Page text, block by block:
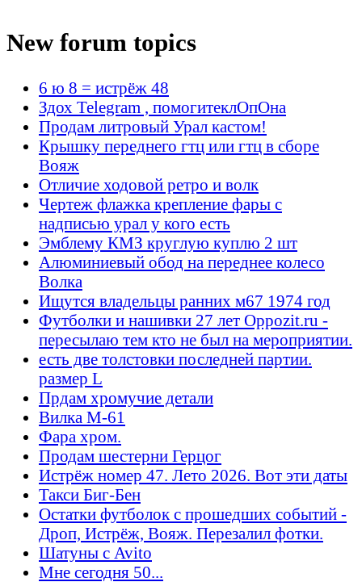
New forum topics
6 ю 8 = истрёж 48
Здох Telegram , помогитеклОпОна
Продам литровый Урал кастом!
Крышку переднего гтц или гтц в сборе
Вояж
Отличие ходовой ретро и волк
Чертеж флажка крепление фары с
надписью урал у кого есть
Эмблему КМЗ круглую куплю 2 шт
Алюминиевый обод на переднее колесо
Волка
Ищутся владельцы ранних м67 1974 год
Футболки и нашивки 27 лет Oppozit.ru -
пересылаю тем кто не был на мероприятии.
есть две толстовки последней партии.
размер L
Прдам хромучие детали
Вилка М-61
Фара хром.
Продам шестерни Герцог
Истрёж номер 47. Лето 2026. Вот эти даты
Такси Биг-Бен
Остатки футболок с прошедших событий -
Дроп, Истрёж, Вояж. Перезалил фотки.
Шатуны с Avito
Мне сегодня 50...